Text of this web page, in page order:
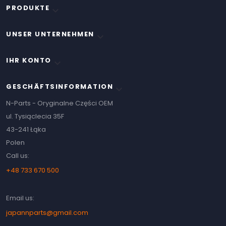
PRODUKTE
UNSER UNTERNEHMEN
IHR KONTO
GESCHÄFTSINFORMATION
N-Parts - Oryginalne Części OEM
ul. Tysiąclecia 35F
43-241 Łąka
Polen
Call us:
+48 733 670 500
Email us:
japannparts@gmail.com